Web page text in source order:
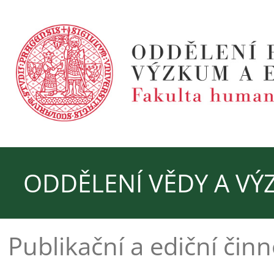
ODDĚLENÍ VĚDY A
Publikační a ediční